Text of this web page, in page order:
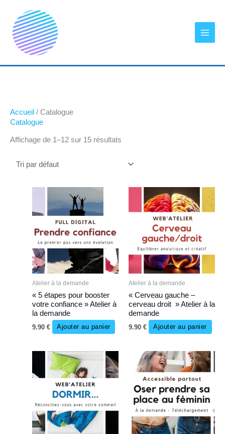
contenu
Accueil / Catalogue
Catalogue
Affichage de 1–12 sur 15 résultats
Atelier à la demande
« 5 étapes pour booster
votre confiance » Atelier à
la demande
9.90 € Ajouter au panier
Atelier à la demande
« Cerveau gauche –
cerveau droit » Atelier à la
demande
9.90 € Ajouter au panier